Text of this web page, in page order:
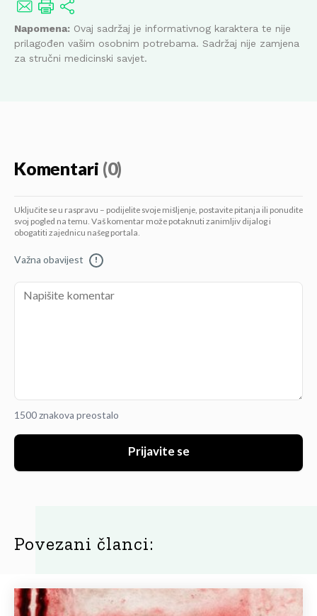
Napomena: Ovaj sadržaj je informativnog karaktera te nije
prilagođen vašim osobnim potrebama. Sadržaj nije zamjena
za stručni medicinski savjet.
Komentari (0)
Uključite se u raspravu – podijelite svoje mišljenje, postavite pitanja ili ponudite
svoj pogled na temu. Vaš komentar može potaknuti zanimljiv dijalog i
obogatiti zajednicu našeg portala.
Važna obavijest !
1500 znakova preostalo
Prijavite se
Povezani članci: